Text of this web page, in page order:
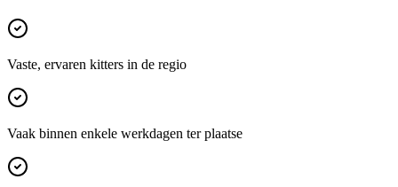
Vaste, ervaren kitters in de regio
Vaak binnen enkele werkdagen ter plaatse